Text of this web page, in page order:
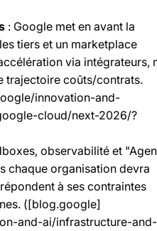
: Google met en avant la
tiers et un marketplace
via intégrateurs,
trajectoire coûts/contrats.
innovation-and-
cloud/next-2026/?
observabilité et
chaque organisation devra
à ses contraintes
([blog.google]
and-ai/infrastructure-and-